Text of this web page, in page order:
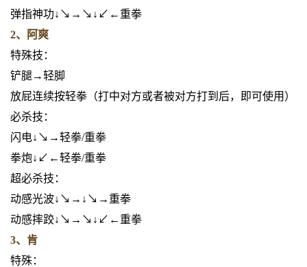
弹指神功↓↘→↘↓↙←重拳
2、阿爽
特殊技：
铲腿→轻脚
放屁连续按轻拳（打中对方或者被对方打到后，即可使用）
必杀技：
闪电↓↘→轻拳/重拳
拳炮↓↙←轻拳/重拳
超必杀技：
动感光波↓↘→↓↘→重拳
动感摔跤↓↘→↘↓↙←重拳
3、肯
特殊：